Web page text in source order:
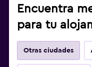
Encuentra
para tu
Otras ciudades